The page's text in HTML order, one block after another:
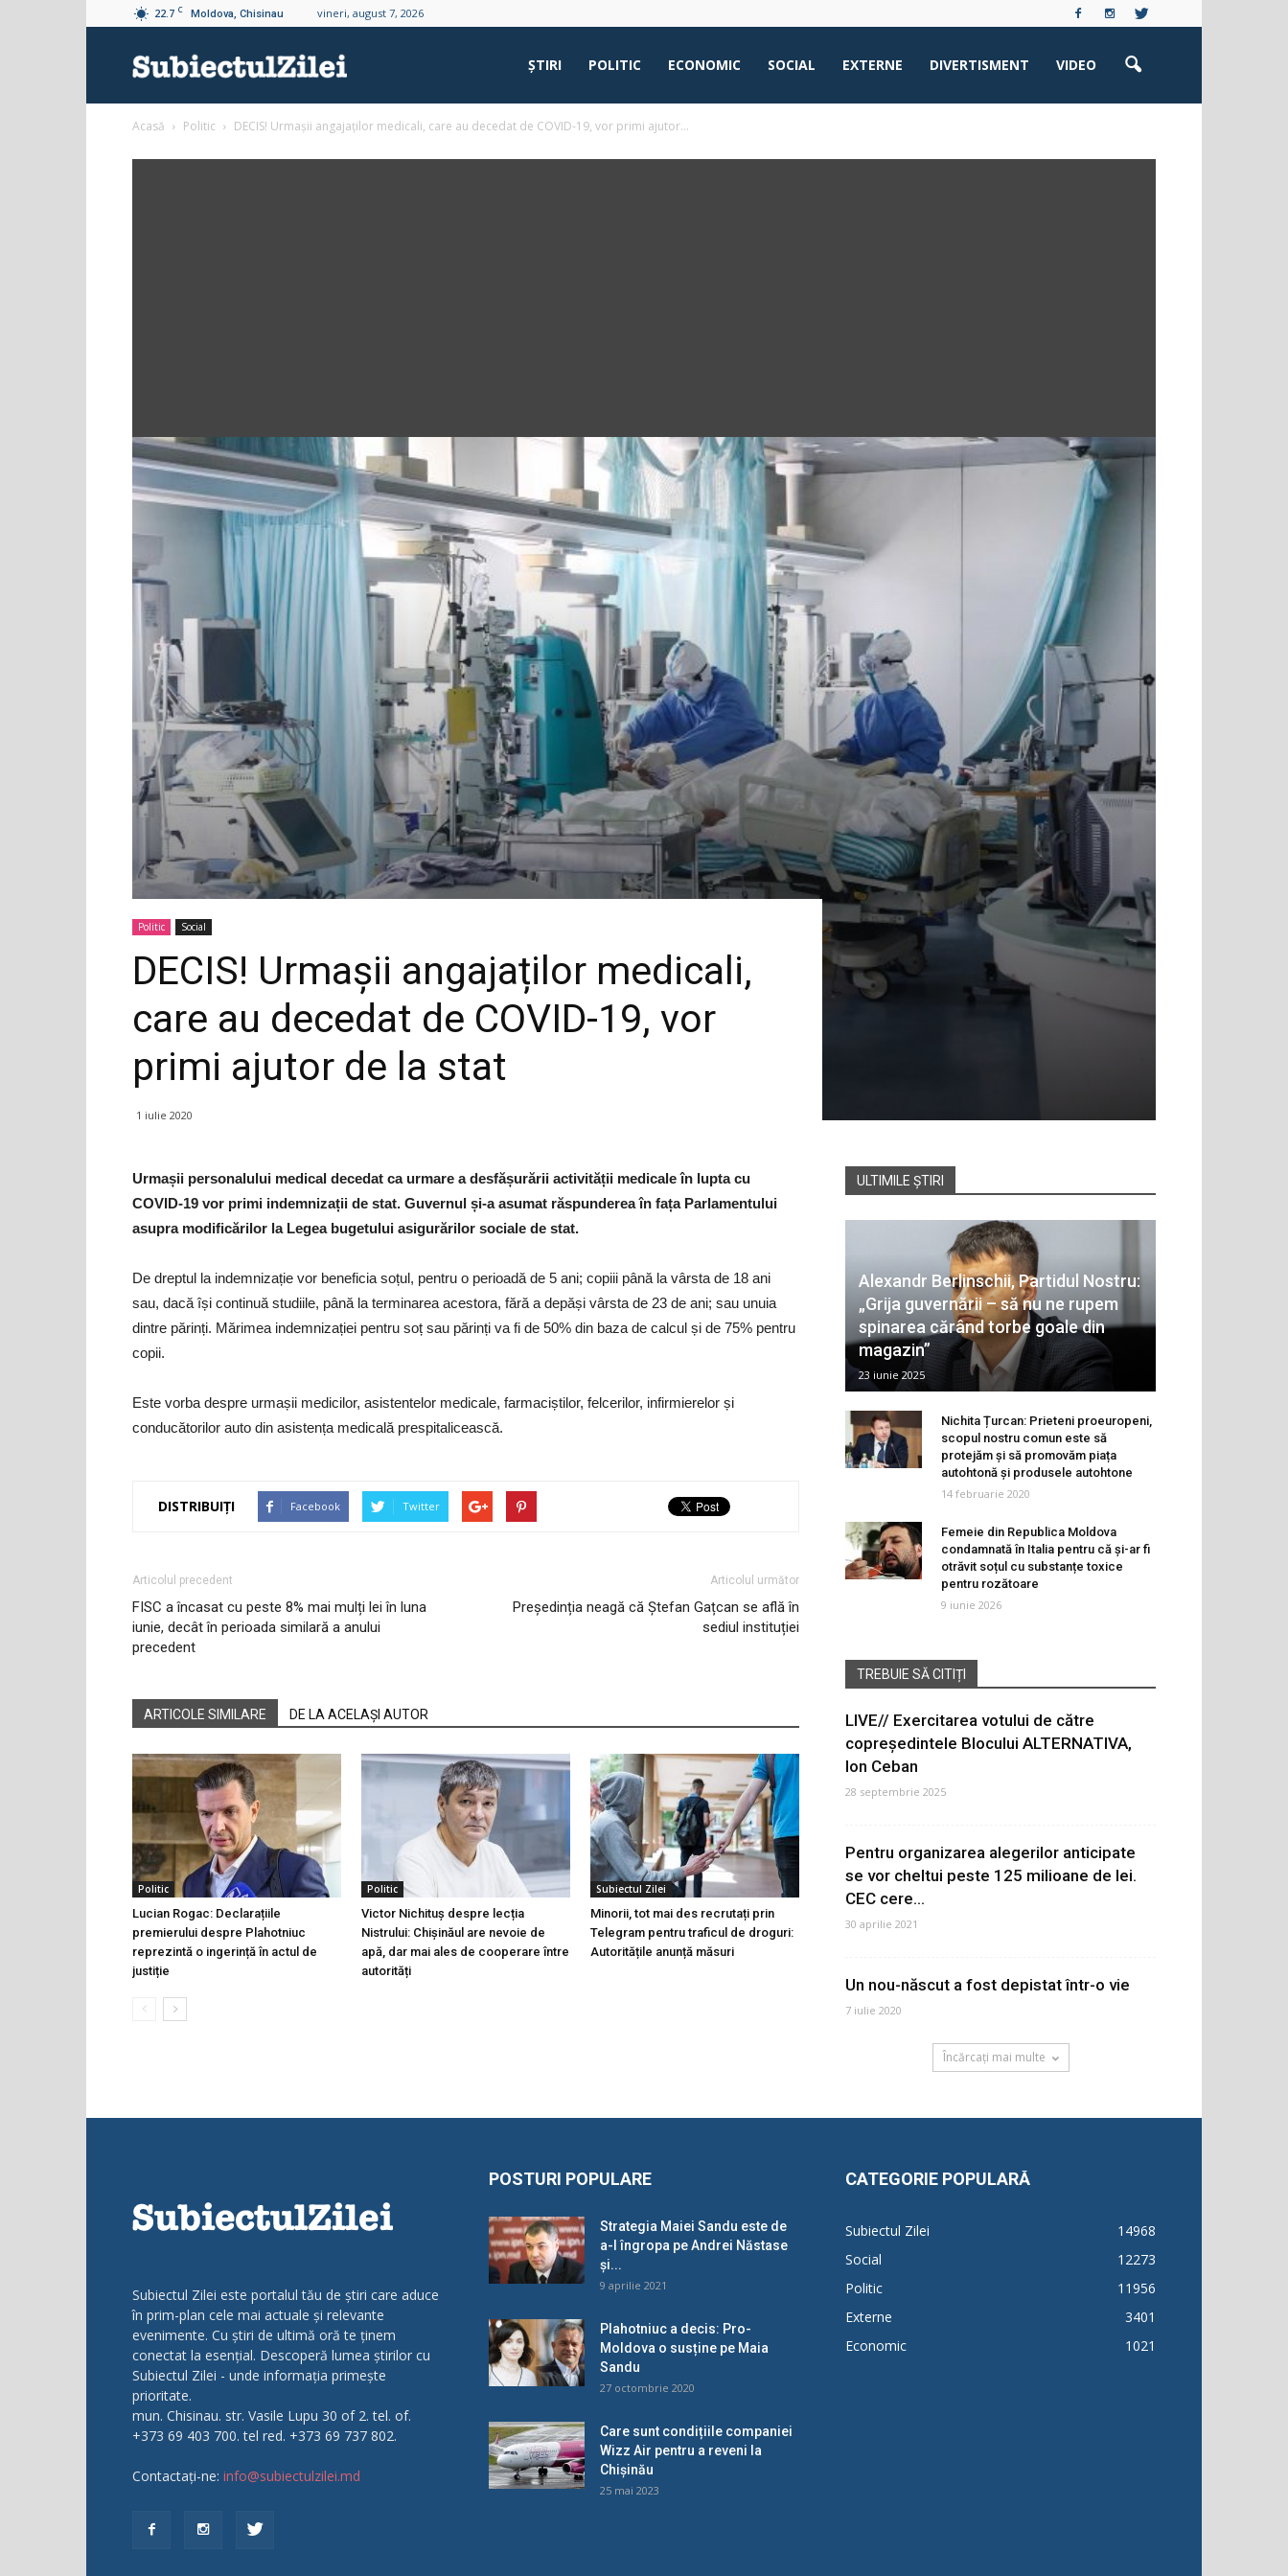
22.7 C Moldova, Chisinau vineri, august 7, 2026
ŞTIRI POLITIC ECONOMIC SOCIAL EXTERNE DIVERTISMENT VIDEO
Acasă Politic DECIS! Urmașii angajaților medicali, care au decedat de COVID-19, vor primi ajutor...
Politic Social
DECIS! Urmașii angajaților medicali,
care au decedat de COVID-19, vor
primi ajutor de la stat
1 iulie 2020
Urmașii personalului medical decedat ca urmare a desfășurării activității medicale în lupta cu
COVID-19 vor primi indemnizații de stat. Guvernul și-a asumat răspunderea în fața Parlamentului
asupra modificărilor la Legea bugetului asigurărilor sociale de stat.
De dreptul la indemnizație vor beneficia soțul, pentru o perioadă de 5 ani; copiii până la vârsta de 18 ani
sau, dacă își continuă studiile, până la terminarea acestora, fără a depăși vârsta de 23 de ani; sau unuia
dintre părinți. Mărimea indemnizației pentru soț sau părinți va fi de 50% din baza de calcul și de 75% pentru
copii.
Este vorba despre urmașii medicilor, asistentelor medicale, farmaciștilor, felcerilor, infirmierelor și
conducătorilor auto din asistența medicală prespitalicească.
DISTRIBUIȚI Facebook Twitter
Articolul precedent
FISC a încasat cu peste 8% mai mulți lei în luna
iunie, decât în perioada similară a anului
precedent
Articolul următor
Președinția neagă că Ștefan Gațcan se află în
sediul instituției
ARTICOLE SIMILARE DE LA ACELAȘI AUTOR
Politic
Lucian Rogac: Declarațiile
premierului despre Plahotniuc
reprezintă o ingerință în actul de
justiție
Politic
Victor Nichituș despre lecția
Nistrului: Chișinăul are nevoie de
apă, dar mai ales de cooperare între
autorități
Subiectul Zilei
Minorii, tot mai des recrutați prin
Telegram pentru traficul de droguri:
Autoritățile anunță măsuri
ULTIMILE ȘTIRI
Alexandr Berlinschii, Partidul Nostru:
„Grija guvernării – să nu ne rupem
spinarea cărând torbe goale din
magazin”
23 iunie 2025
Nichita Țurcan: Prieteni proeuropeni,
scopul nostru comun este să
protejăm și să promovăm piața
autohtonă și produsele autohtone
14 februarie 2020
Femeie din Republica Moldova
condamnată în Italia pentru că și-ar fi
otrăvit soțul cu substanțe toxice
pentru rozătoare
9 iunie 2026
TREBUIE SĂ CITIȚI
LIVE// Exercitarea votului de către
copreședintele Blocului ALTERNATIVA,
Ion Ceban
28 septembrie 2025
Pentru organizarea alegerilor anticipate
se vor cheltui peste 125 milioane de lei.
CEC cere...
30 aprilie 2021
Un nou-născut a fost depistat într-o vie
7 iulie 2020
Încărcați mai multe
Subiectul Zilei este portalul tău de știri care aduce
în prim-plan cele mai actuale și relevante
evenimente. Cu știri de ultimă oră te ținem
conectat la esențial. Descoperă lumea știrilor cu
Subiectul Zilei - unde informația primește
prioritate.
mun. Chisinau. str. Vasile Lupu 30 of 2. tel. of.
+373 69 403 700. tel red. +373 69 737 802.
Contactați-ne: info@subiectulzilei.md
POSTURI POPULARE
Strategia Maiei Sandu este de
a-l îngropa pe Andrei Năstase
și...
9 aprilie 2021
Plahotniuc a decis: Pro-
Moldova o susține pe Maia
Sandu
27 octombrie 2020
Care sunt condițiile companiei
Wizz Air pentru a reveni la
Chișinău
25 mai 2023
CATEGORIE POPULARĂ
Subiectul Zilei
14968
Social
12273
Politic
11956
Externe
3401
Economic
1021